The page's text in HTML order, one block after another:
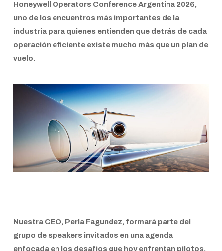
Honeywell Operators Conference Argentina 2026,
uno de los encuentros más importantes de la
industria para quienes entienden que detrás de cada
operación eficiente existe mucho más que un plan de
vuelo.
Nuestra CEO, Perla Fagundez, formará parte del
grupo de speakers invitados en una agenda
enfocada en los desafíos que hoy enfrentan pilotos,